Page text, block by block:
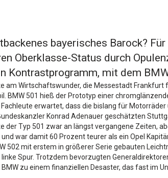
bayerisches Barock?
Oberklasse-Status durch
Kontrastprogramm, mit dem
am Wirtschaftswunder, die Messestadt
BMW 501 hieß der Prototyp einer
erwartet, dass die bislang für
Konrad Adenauer geschätzten
Typ 501 zwar an längst vergangene Zeiten,
war damit 60 Prozent teurer als ein Opel
502 mit erstem in größerer Serie gebauten
Spur. Trotzdem bevorzugten
zu einem finanziellen Desaster, das fast im